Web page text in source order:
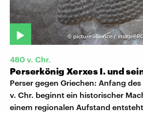
©picture alliance /
480 v. Chr.
Perserkönig Xerxes I. und
Perser gegen Griechen: Anfang
v. Chr. beginnt ein historischer
einem regionalen Aufstand